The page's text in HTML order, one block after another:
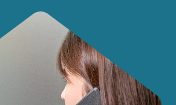
付/Apple Pay/分期：3期 0利率
行）